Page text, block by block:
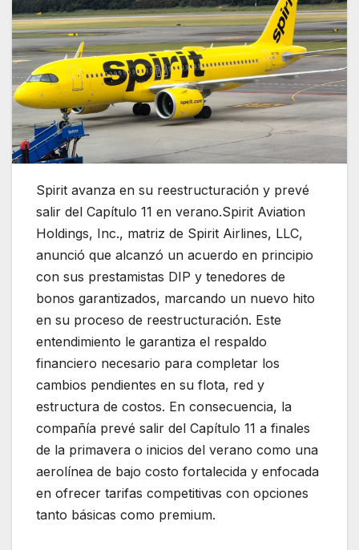
Spirit avanza en su reestructuración y prevé
salir del Capítulo 11 en verano.Spirit Aviation
Holdings, Inc., matriz de Spirit Airlines, LLC,
anunció que alcanzó un acuerdo en principio
con sus prestamistas DIP y tenedores de
bonos garantizados, marcando un nuevo hito
en su proceso de reestructuración. Este
entendimiento le garantiza el respaldo
financiero necesario para completar los
cambios pendientes en su flota, red y
estructura de costos. En consecuencia, la
compañía prevé salir del Capítulo 11 a finales
de la primavera o inicios del verano como una
aerolínea de bajo costo fortalecida y enfocada
en ofrecer tarifas competitivas con opciones
tanto básicas como premium.